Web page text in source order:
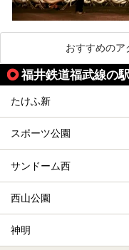
おすすめのア
福井鉄道福武線の
たけふ新
スポーツ公園
サンドーム西
西山公園
神明